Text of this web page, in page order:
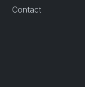
Contact